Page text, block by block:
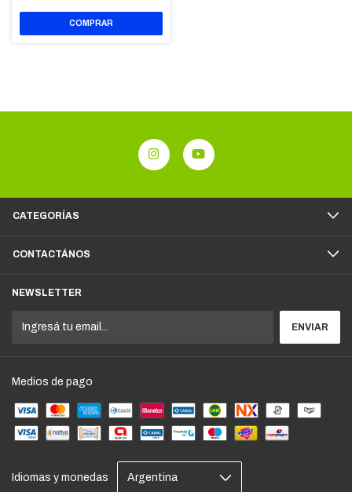
CATEGORÍAS
CONTACTÁNOS
NEWSLETTER
Medios de pago
Idiomas y monedas